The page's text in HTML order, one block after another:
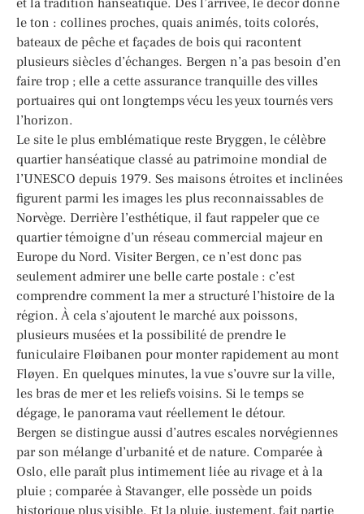
le ton : collines proches, quais animés, toits colorés,
bateaux de pêche et façades de bois qui racontent
plusieurs siècles d’échanges. Bergen n’a pas besoin d’en
faire trop ; elle a cette assurance tranquille des villes
portuaires qui ont longtemps vécu les yeux tournés vers
l’horizon.
Le site le plus emblématique reste Bryggen, le célèbre
quartier hanséatique classé au patrimoine mondial de
l’UNESCO depuis 1979. Ses maisons étroites et inclinées
figurent parmi les images les plus reconnaissables de
Norvège. Derrière l’esthétique, il faut rappeler que ce
quartier témoigne d’un réseau commercial majeur en
Europe du Nord. Visiter Bergen, ce n’est donc pas
seulement admirer une belle carte postale : c’est
comprendre comment la mer a structuré l’histoire de la
région. À cela s’ajoutent le marché aux poissons,
plusieurs musées et la possibilité de prendre le
funiculaire Fløibanen pour monter rapidement au mont
Fløyen. En quelques minutes, la vue s’ouvre sur la ville,
les bras de mer et les reliefs voisins. Si le temps se
dégage, le panorama vaut réellement le détour.
Bergen se distingue aussi d’autres escales norvégiennes
par son mélange d’urbanité et de nature. Comparée à
Oslo, elle paraît plus intimement liée au rivage et à la
pluie ; comparée à Stavanger, elle possède un poids
historique plus visible. Et la pluie, justement, fait partie